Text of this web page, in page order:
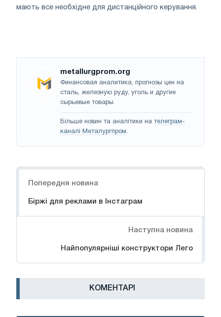
мають все необхідне для дистанційного керування.
metallurgprom.org
Финансовая аналитика, прогнозы цен на
сталь, железную руду, уголь и другие
сырьевые товары.
Більше новин та аналітики на телеграм-
каналі Металургпром.
Попередня новина
Біржі для реклами в Інстаграм
Наступна новина
Найпопулярніші конструктори Лего
КОМЕНТАРІ